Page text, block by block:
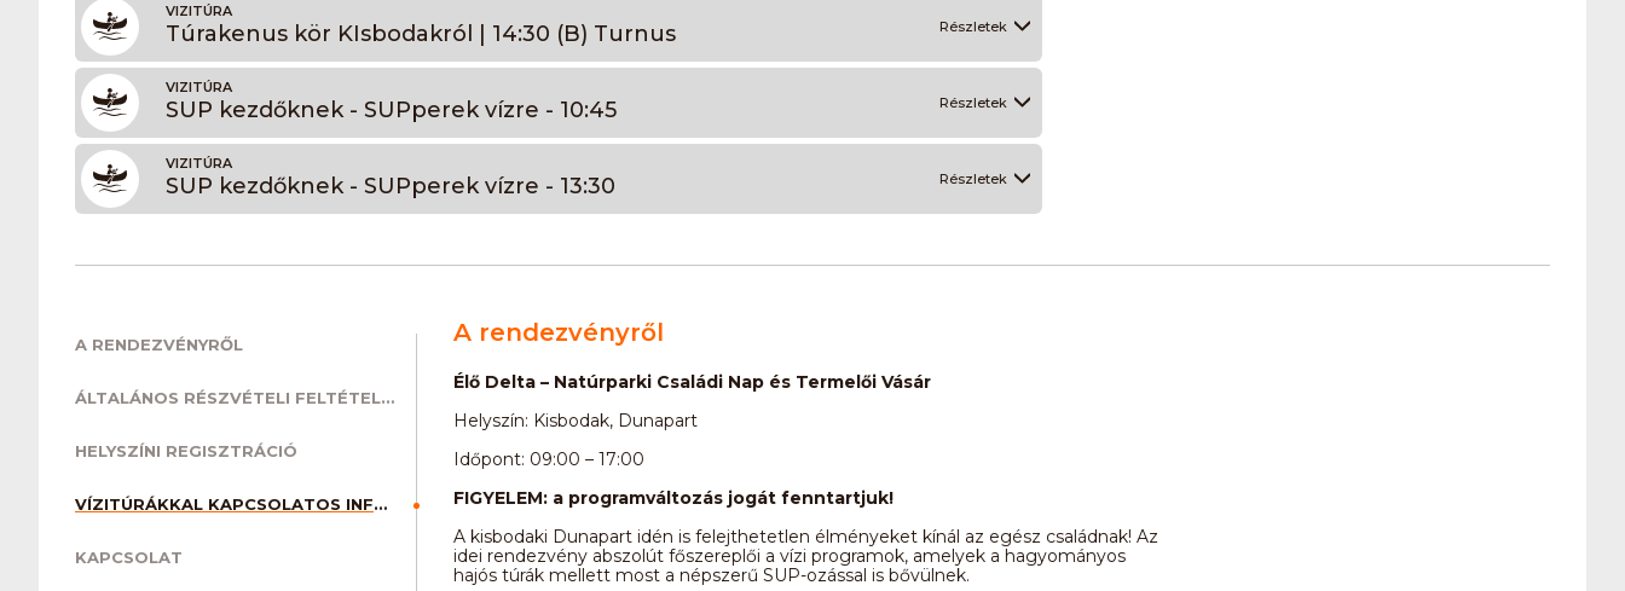
VIZITÚRA
Túrakenus kör KIsbodakról | 14:30 (B) Turnus Részletek
VIZITÚRA
SUP kezdőknek - SUPperek vízre - 10:45 Részletek
VIZITÚRA
SUP kezdőknek - SUPperek vízre - 13:30 Részletek
A RENDEZVÉNYRŐL
ÁLTALÁNOS RÉSZVÉTELI FELTÉTELEK
HELYSZÍNI REGISZTRÁCIÓ
VÍZITÚRÁKKAL KAPCSOLATOS INFORMÁCIÓK ÉS RÉSZVÉTELI FELTÉTELEK
KAPCSOLAT
A rendezvényről
Élő Delta – Natúrparki Családi Nap és Termelői Vásár
Helyszín: Kisbodak, Dunapart
Időpont: 09:00 – 17:00
FIGYELEM: a programváltozás jogát fenntartjuk!
A kisbodaki Dunapart idén is felejthetetlen élményeket kínál az egész családnak! Az
idei rendezvény abszolút főszereplői a vízi programok, amelyek a hagyományos
hajós túrák mellett most a népszerű SUP-ozással is bővülnek.